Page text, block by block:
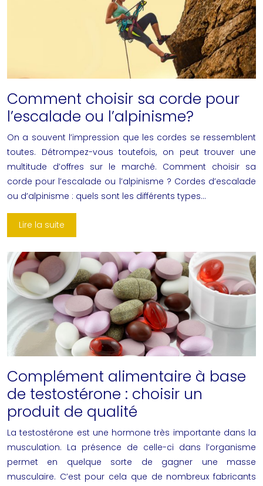
Comment choisir sa corde pour
l’escalade ou l’alpinisme?
On a souvent l’impression que les cordes se ressemblent
toutes. Détrompez-vous toutefois, on peut trouver une
multitude d’offres sur le marché. Comment choisir sa
corde pour l’escalade ou l’alpinisme ? Cordes d’escalade
ou d’alpinisme : quels sont les différents types…
Lire la suite
Complément alimentaire à base
de testostérone : choisir un
produit de qualité
La testostérone est une hormone très importante dans la
musculation. La présence de celle-ci dans l’organisme
permet en quelque sorte de gagner une masse
musculaire. C’est pour cela que de nombreux fabricants